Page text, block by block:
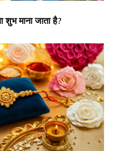
शुभ माना जाता है?